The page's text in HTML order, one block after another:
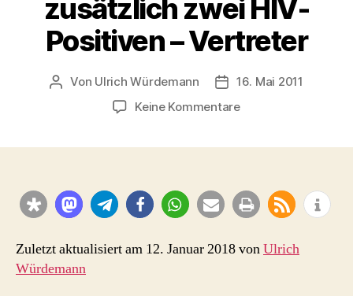
zusätzlich zwei HIV-
Positiven – Vertreter
Beitragsautor
Von Ulrich Würdemann Beitragsdatum
16. Mai 2011
Keine Kommentarezu
um
zusätzlich
HIV-
Zuletzt aktualisiert am 12. Januar 2018 vonUlrich
Würdemann